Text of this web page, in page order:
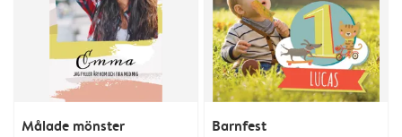
Målade mönster Barnfest